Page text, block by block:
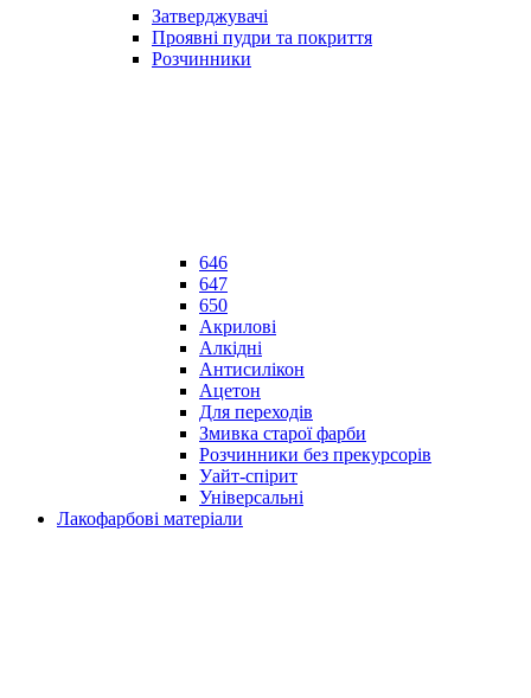
Затверджувачі
Проявні пудри та покриття
Розчинники
646
647
650
Акрилові
Алкідні
Антисилікон
Ацетон
Для переходів
Змивка старої фарби
Розчинники без прекурсорів
Уайт-спірит
Універсальні
Лакофарбові матеріали